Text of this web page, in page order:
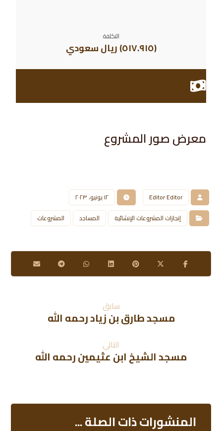
التكلفة
(٥١٧.٩١٥) ريال سعودي
معرض صور المشروع​
Editor Editor
١٢ يونيو، ٢٠٢٣
إنجازات المشروعات الإنشائية
المساجد المشروعات
سابق
مسجد طارق بن زياد رحمه الله
التالي
مسجد الشيخ ابن عثيمين رحمه الله
المنشورات ذات الصلة ...